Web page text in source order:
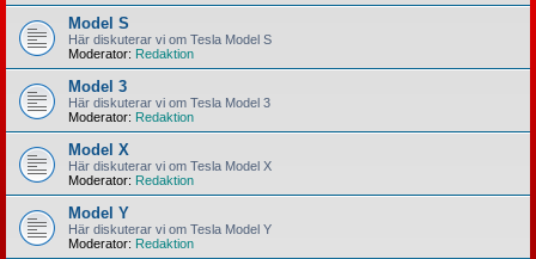
Model S
Här diskuterar vi om Tesla Model S
Moderator: Redaktion
Model 3
Här diskuterar vi om Tesla Model 3
Moderator: Redaktion
Model X
Här diskuterar vi om Tesla Model X
Moderator: Redaktion
Model Y
Här diskuterar vi om Tesla Model Y
Moderator: Redaktion